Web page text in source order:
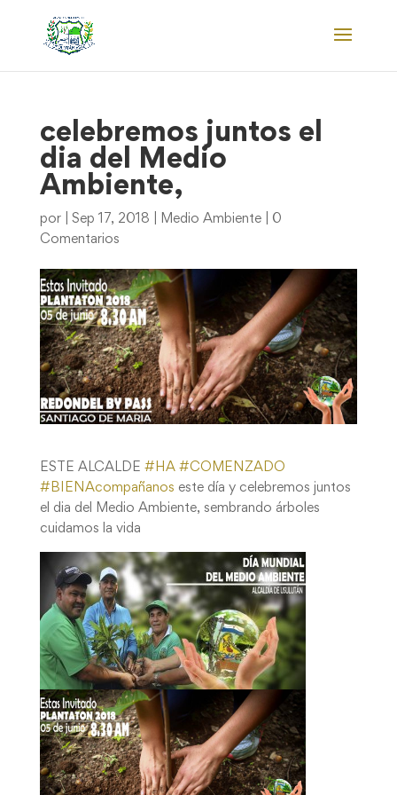
celebremos juntos el
dia del Medio
Ambiente,
por Sep 17, 2018 Medio Ambiente| 0
Comentarios
ESTE ALCALDE # HA #COMENZADO
# BIENAcompañanos este día y celebremos juntos
el dia del Medio Ambiente, sembrando árboles
cuidamos la vida